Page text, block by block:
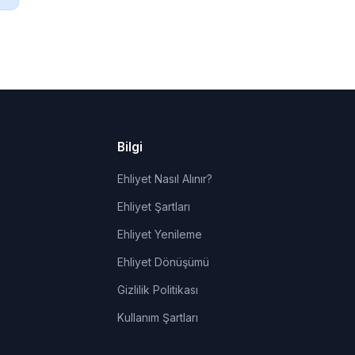
Bilgi
Ehliyet Nasıl Alınır?
Ehliyet Şartları
Ehliyet Yenileme
Ehliyet Dönüşümü
Gizlilik Politikası
Kullanım Şartları